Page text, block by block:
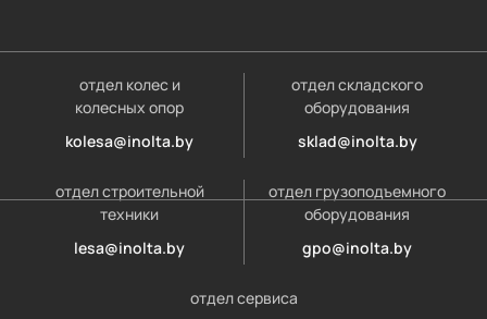
отдел колес и
колесных опор
kolesa@inolta.by
отдел складского
оборудования
sklad@inolta.by
отдел строительной
техники
lesa@inolta.by
отдел грузоподъемного
оборудования
gpo@inolta.by
отдел сервиса